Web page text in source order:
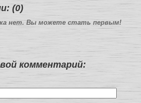
(0)
нет. Вы можете стать первым!
комментарий: